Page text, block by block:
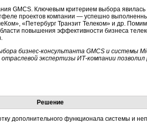
GMCS. Ключевым критерием выбора явилась
проектов компании — успешно
«Петербург Транзит Телеком» и др.
повышения эффективности бизнеса
бизнес-консультанта GMCS и системы
экспертизы ИТ-компании
Решение
дополнительного функционала системы и